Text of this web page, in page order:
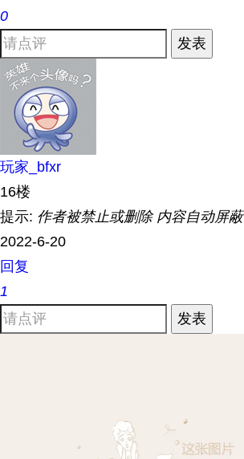
0
发表
玩家_bfxr
16楼
提示: 作者被禁止或删除 内容自动屏蔽
2022-6-20
回复
1
发表